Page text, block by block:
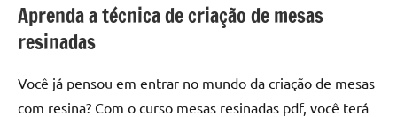
mesa
de
madeira
resina,
incluindo
Aprenda a técnica de criação de mesas
resinadas
Você já pensou em entrar no mundo da criação de mesas
com resina? Com o curso mesas resinadas pdf, você terá